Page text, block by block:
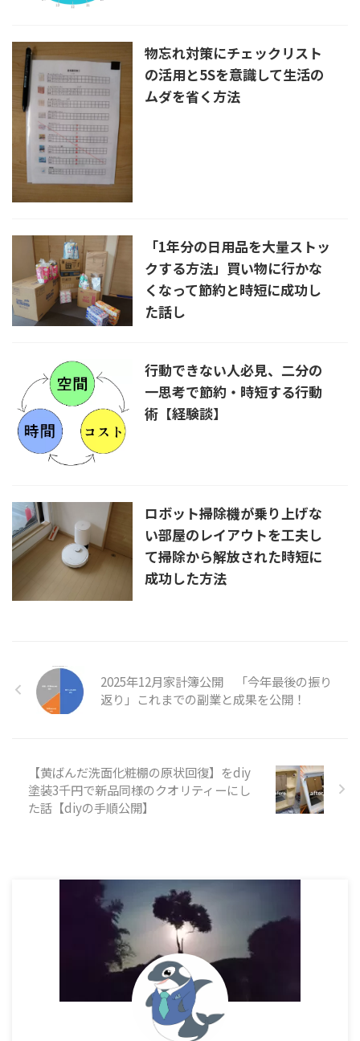
物忘れ対策にチェックリスト
の活用と5Sを意識して生活の
ムダを省く方法
「1年分の日用品を大量ストッ
クする方法」買い物に行かな
くなって節約と時短に成功し
た話し
行動できない人必見、二分の
一思考で節約・時短する行動
術【経験談】
ロボット掃除機が乗り上げな
い部屋のレイアウトを工夫し
て掃除から解放された時短に
成功した方法
2025年12月家計簿公開 「今年最後の振り
返り」これまでの副業と成果を公開！
【黄ばんだ洗面化粧棚の原状回復】をdiy
塗装3千円で新品同様のクオリティーにし
た話【diyの手順公開】